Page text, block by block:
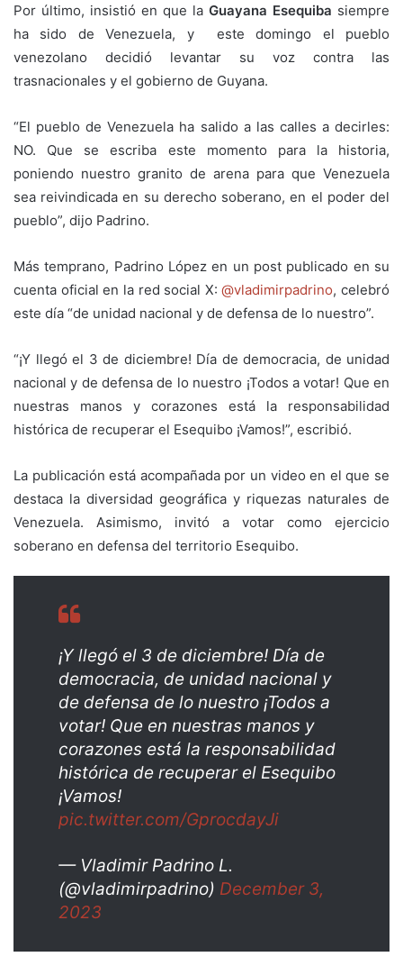
Por último, insistió en que la Guayana Esequiba siempre
ha sido de Venezuela, y este domingo el pueblo
venezolano decidió levantar su voz contra las
trasnacionales y el gobierno de Guyana.
“El pueblo de Venezuela ha salido a las calles a decirles:
NO. Que se escriba este momento para la historia,
poniendo nuestro granito de arena para que Venezuela
sea reivindicada en su derecho soberano, en el poder del
pueblo”, dijo Padrino.
Más temprano, Padrino López en un post publicado en su
cuenta oficial en la red social X:@vladimirpadrino, celebró
este día “de unidad nacional y de defensa de lo nuestro”.
“¡Y llegó el 3 de diciembre! Día de democracia, de unidad
nacional y de defensa de lo nuestro ¡Todos a votar! Que en
nuestras manos y corazones está la responsabilidad
histórica de recuperar el Esequibo ¡Vamos!”, escribió.
La publicación está acompañada por un video en el que se
destaca la diversidad geográfica y riquezas naturales de
Venezuela. Asimismo, invitó a votar como ejercicio
soberano en defensa del territorio Esequibo.
¡Y llegó el 3 de diciembre! Día de
democracia, de unidad nacional y
de defensa de lo nuestro ¡Todos a
votar! Que en nuestras manos y
corazones está la responsabilidad
histórica de recuperar el Esequibo
¡Vamos!
pic.twitter.com/GprocdayJi
— Vladimir Padrino L.
(@vladimirpadrino) December 3,
2023